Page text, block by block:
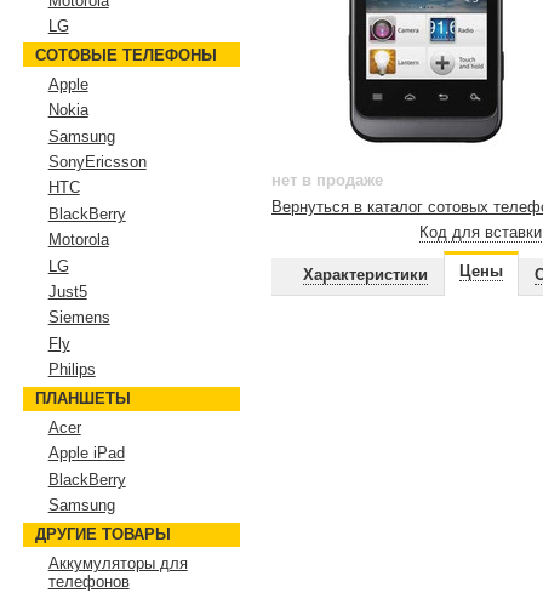
нет в продаже
Вернуться в каталог сотовых
Код для
Характеристики Цены
LG
СОТОВЫЕ ТЕЛЕФОНЫ
Apple
Nokia
Samsung
SonyEricsson
HTC
BlackBerry
Motorola
LG
Just5
Siemens
Fly
Philips
ПЛАНШЕТЫ
Acer
Apple iPad
BlackBerry
Samsung
ДРУГИЕ ТОВАРЫ
Аккумуляторы для
телефонов